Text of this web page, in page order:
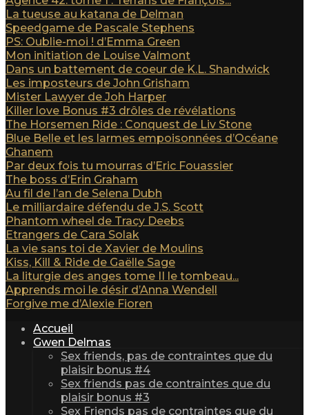
La tueuse au katana de Delman
Speedgame de Pascale Stephens
PS: Oublie-moi ! d’Emma Green
Mon initiation de Louise Valmont
Dans un battement de coeur de K.L. Shandwick
Les imposteurs de John Grisham
Mister Lawyer de Joh Harper
Killer love Bonus #3 drôles de révélations
The Horsemen Ride : Conquest de Liv Stone
Blue Belle et les larmes empoisonnées d’Océane
Ghanem
Par deux fois tu mourras d’Eric Fouassier
The boss d’Erin Graham
Au fil de l’an de Selena Dubh
Le milliardaire défendu de J.S. Scott
Phantom wheel de Tracy Deebs
Etrangers de Cara Solak
La vie sans toi de Xavier de Moulins
Kiss, Kill & Ride de Gaëlle Sage
La liturgie des anges tome II le tombeau...
Apprends moi le désir d’Anna Wendell
Forgive me d’Alexie Fioren
Accueil
Gwen Delmas
Sex friends, pas de contraintes que du
plaisir bonus #4
Sex friends pas de contraintes que du
plaisir bonus #3
Sex Friends pas de contraintes que du